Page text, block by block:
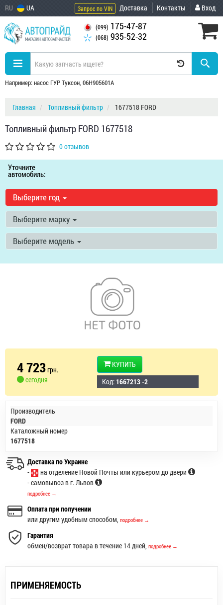
RU UA Запрос по VIN Доставка Контакты Вход
(099) 175-47-87
(068) 935-52-32
Например: насос ГУР Туксон, 06H905601A
Главная Топливный фильтр 1677518 FORD
Топливный фильтр FORD 1677518
0 отзывов
Уточните
автомобиль:
Выберите год
Выберите марку
Выберите модель
4 723грн.
сегодня
КУПИТЬ
Код: 1667213 -2
Производитель
FORD
Каталожный номер
1677518
Доставка по Украине
-
на отделение Новой Почты или курьером до двери
- самовывоз в г. Львов
подробнее →
Оплата при получении
или другим удобным способом, подробнее →
Гарантия
обмен/возврат товара в течение 14 дней, подробнее →
ПРИМЕНЯЕМОСТЬ